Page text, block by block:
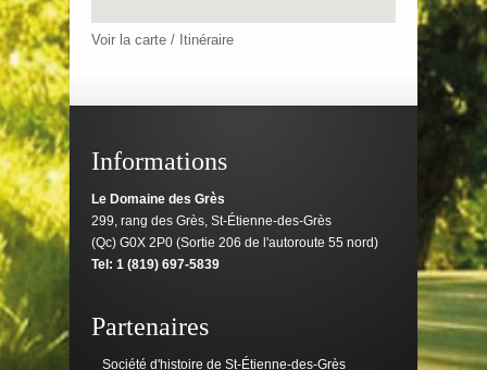
Voir la carte / Itinéraire
Informations
Le Domaine des Grès
299, rang des Grès, St-Étienne-des-Grès
(Qc) G0X 2P0 (Sortie 206 de l'autoroute 55 nord)
Tel: 1 (819) 697-5839
Partenaires
Société d'histoire de St-Étienne-des-Grès